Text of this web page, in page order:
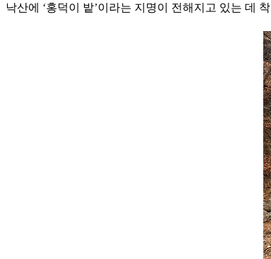
낙산에 ‘홍덕이 밭’이라는 지명이 전해지고 있는 데